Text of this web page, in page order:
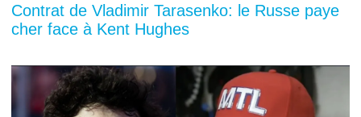
Contrat de Vladimir Tarasenko: le Russe paye
cher face à Kent Hughes